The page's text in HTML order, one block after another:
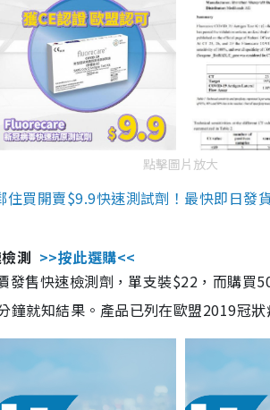
點擊圖片放大
買開賣$9.9快速測試劑！最快即日發
測 >>按此選購<<
發售快速檢測劑，單支裝$22，而購買
鐘就知結果。產品已列在歐盟2019冠